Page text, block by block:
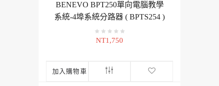
BENEVO BPT250單向電腦教學
系統-4埠系統分路器 ( BPTS254 )
NT1,750
加入購物車